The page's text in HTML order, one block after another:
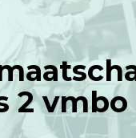
2 vmbo